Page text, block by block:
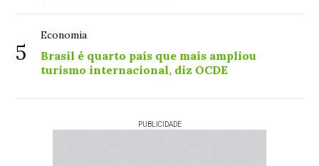
5
Economia
Brasil é quarto país que mais ampliou
turismo internacional, diz OCDE
PUBLICIDADE